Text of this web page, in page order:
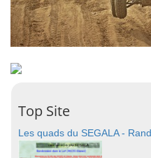
Top Site
Les quads du SEGALA -